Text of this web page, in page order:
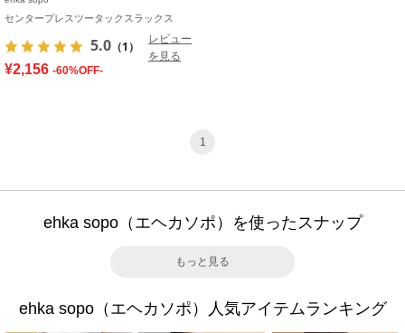
センタープレスツータックスラックス
5.0 （1）
レビュー
を見る
¥2,156 -60%OFF-
1
ehka sopo（エヘカソポ）を使ったスナップ
もっと見る
ehka sopo（エヘカソポ）人気アイテムランキング